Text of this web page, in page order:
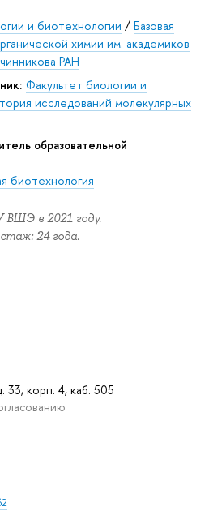
и биотехнологии / Базовая
химии им. академиков
РАН
Факультет биологии и
исследований молекулярных
биотехнология
в 2021 году.
24 года.
33, корп. 4, каб. 505